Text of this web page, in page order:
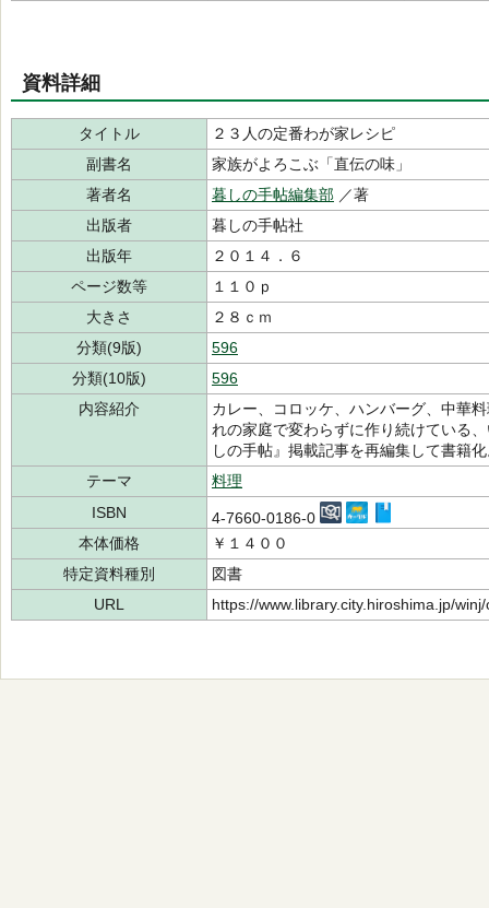
資料詳細
タイトル
２３人の定番わが家レシピ
副書名
家族がよろこぶ「直伝の味」
著者名
暮しの手帖編集部 ／著
出版者
暮しの手帖社
出版年
２０１４．６
ページ数等
１１０ｐ
大きさ
２８ｃｍ
分類(9版)
596
分類(10版)
596
内容紹介
カレー、コロッケ、ハンバーグ、中華
れの家庭で変わらずに作り続けている
しの手帖』掲載記事を再編集して書籍
テーマ
料理
ISBN
4-7660-0186-0
本体価格
￥１４００
特定資料種別
図書
URL
https://www.library.city.hiroshima.jp/